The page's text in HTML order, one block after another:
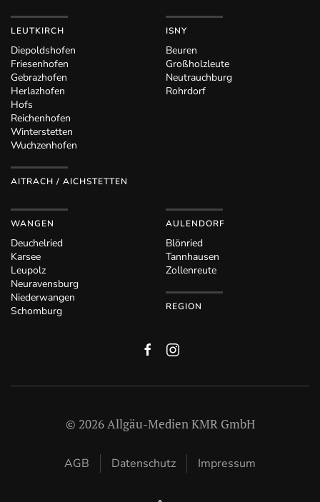
LEUTKIRCH
Diepoldshofen
Friesenhofen
Gebrazhofen
Herlazhofen
Hofs
Reichenhofen
Winterstetten
Wuchzenhofen
AITRACH / AICHSTETTEN
ISNY
Beuren
Großholzleute
Neutrauchburg
Rohrdorf
WANGEN
Deuchelried
Karsee
Leupolz
Neuravensburg
Niederwangen
Schomburg
AULENDORF
Blönried
Tannhausen
Zollenreute
REGION
© 2026Allgäu-Medien KMR GmbH
AGB Datenschutz Impressum